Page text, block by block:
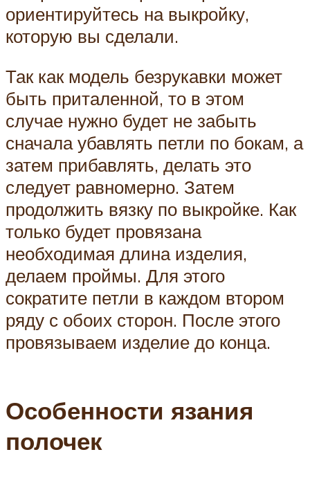
ориентируйтесь на выкройку,
которую вы сделали.
Так как модель безрукавки может
быть приталенной, то в этом
случае нужно будет не забыть
сначала убавлять петли по бокам, а
затем прибавлять, делать это
следует равномерно. Затем
продолжить вязку по выкройке. Как
только будет провязана
необходимая длина изделия,
делаем проймы. Для этого
сократите петли в каждом втором
ряду с обоих сторон. После этого
провязываем изделие до конца.
Особенности язания
полочек